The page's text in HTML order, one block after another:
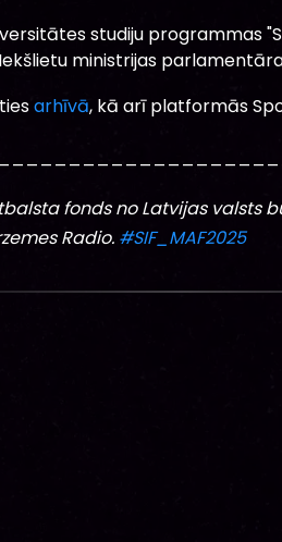
studiju programmas
ministrijas
arhīvā, kā arī platformās
fonds no Latvijas valsts
Radio. #SIF_MAF2025